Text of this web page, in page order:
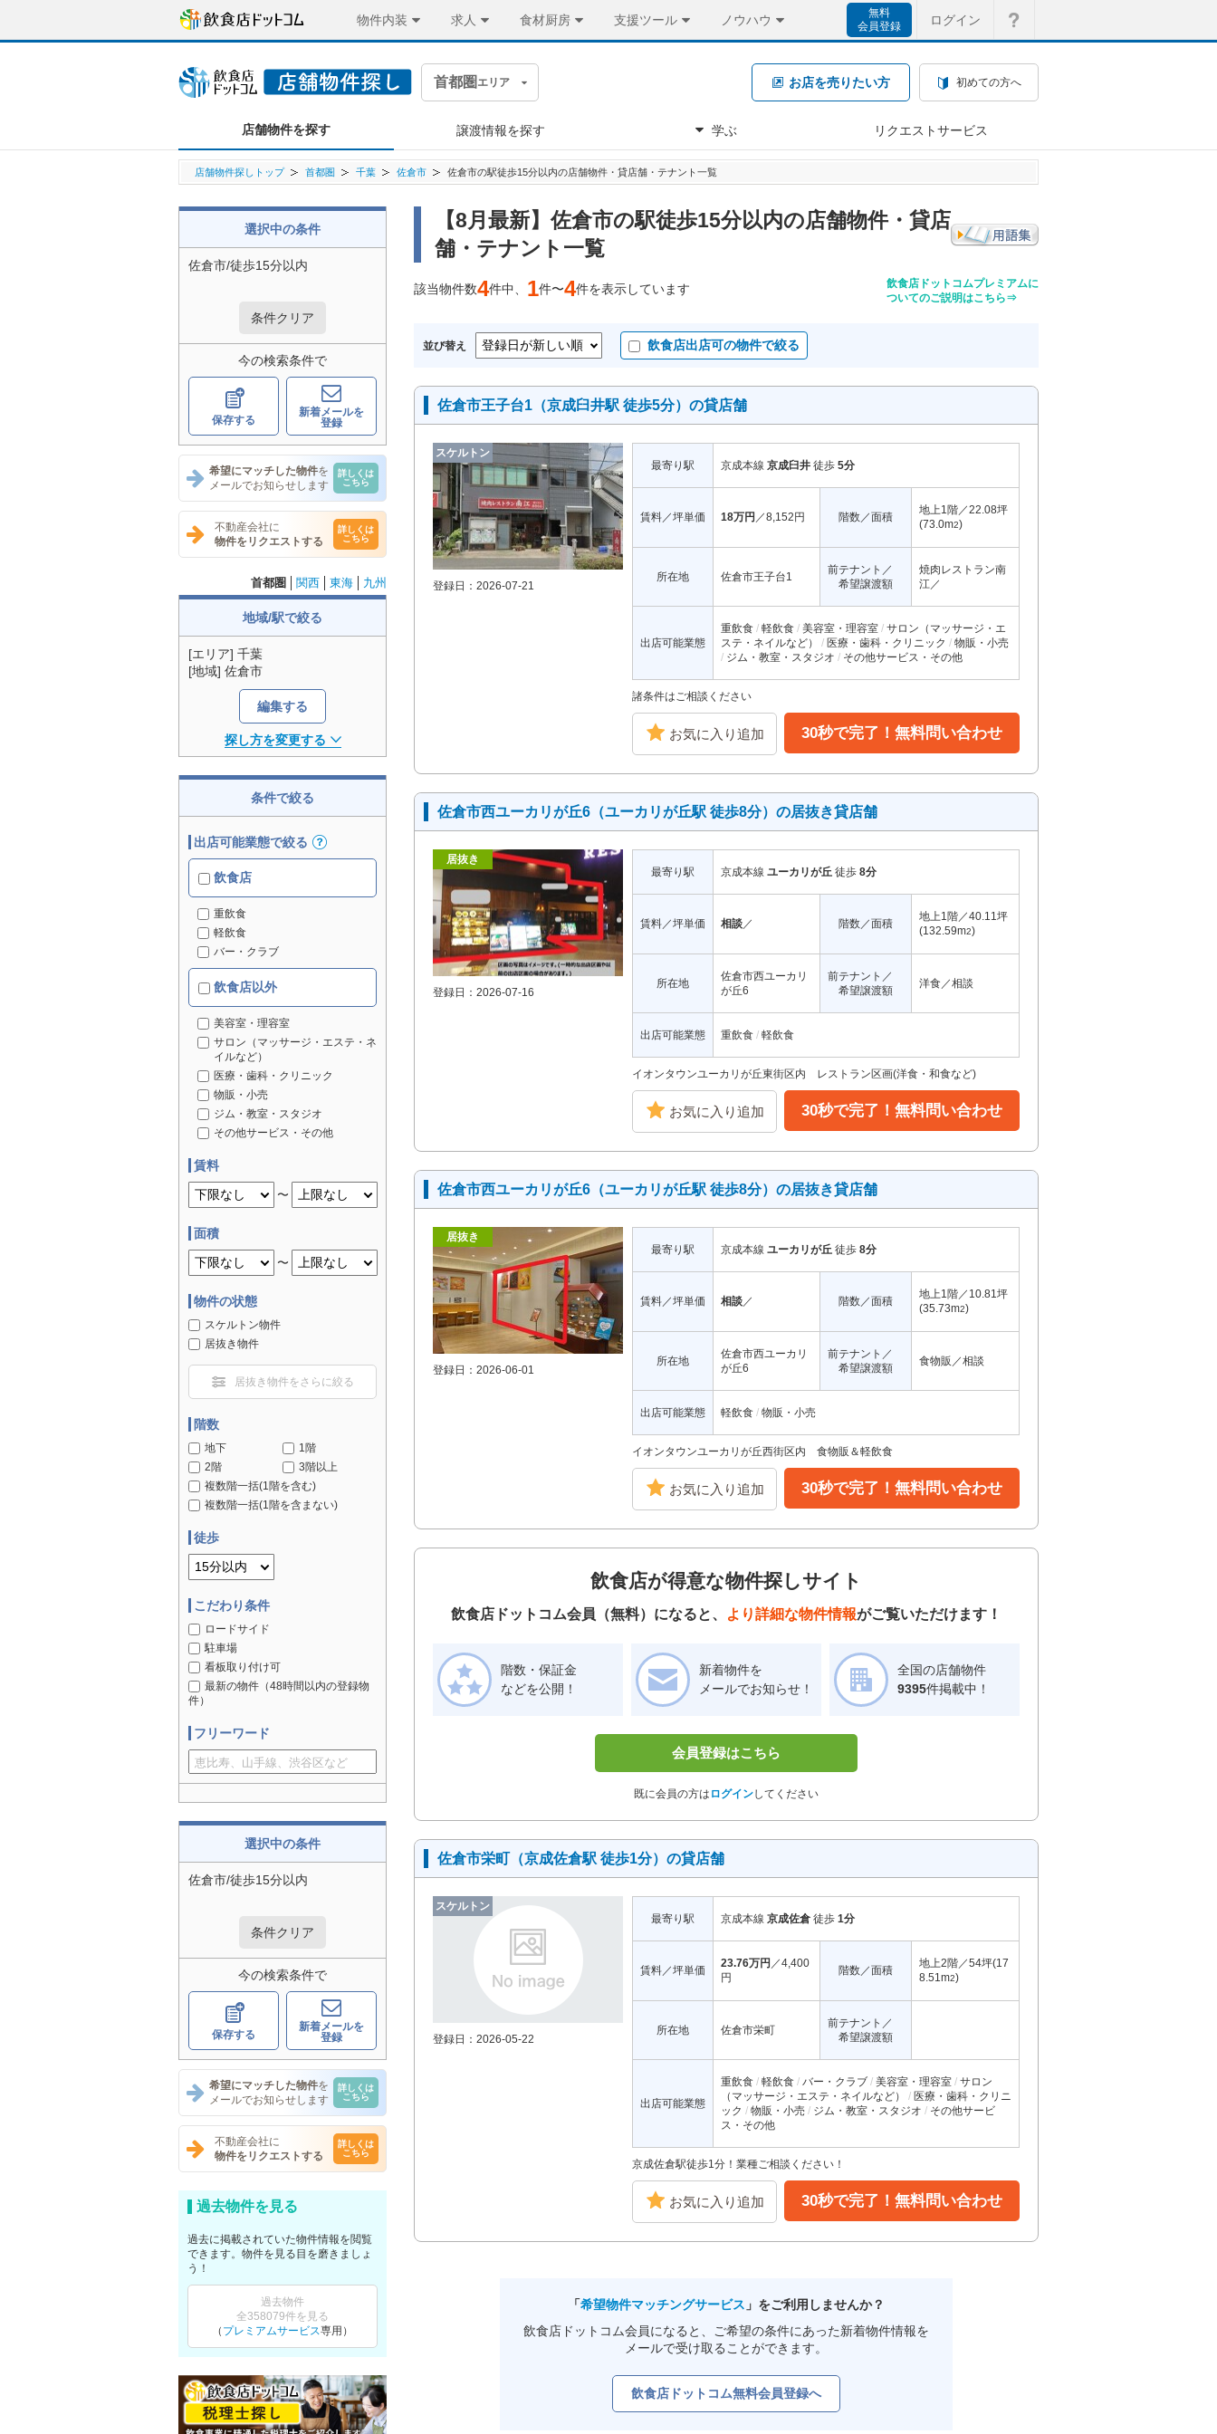
物件内装 求人 食材厨房 支援ツール ノウハウ
無料
会員登録
ログイン
首都圏 エリア お店を売りたい方 初めての方へ
店舗物件を探す 譲渡情報を探す 学ぶ リクエストサービス
店舗物件探しトップ 首都圏 千葉 佐倉市 佐倉市の駅徒歩15分以内の店舗物件・貸店舗・テナント一覧
選択中の条件
佐倉市/徒歩15分以内
条件クリア
今の検索条件で
保存する
新着メールを
登録
希望にマッチした物件を
メールでお知らせします
詳しくは
こちら
不動産会社に
物件をリクエストする
詳しくは
こちら
首都圏 関西 東海 九州
地域/駅で絞る
[エリア] 千葉
[地域] 佐倉市
編集する
探し方を変更する
条件で絞る
出店可能業態で絞る
飲食店
重飲食
軽飲食
バー・クラブ
飲食店以外
美容室・理容室
サロン（マッサージ・エステ・ネ
イルなど）
医療・歯科・クリニック
物販・小売
ジム・教室・スタジオ
その他サービス・その他
賃料
〜
面積
〜
物件の状態
スケルトン物件
居抜き物件
居抜き物件をさらに絞る
階数
地下
1階
2階
3階以上
複数階一括(1階を含む)
複数階一括(1階を含まない)
徒歩
こだわり条件
ロードサイド
駐車場
看板取り付け可
最新の物件（48時間以内の登録物
件）
フリーワード
選択中の条件
佐倉市/徒歩15分以内
条件クリア
今の検索条件で
保存する
新着メールを
登録
希望にマッチした物件を
メールでお知らせします
詳しくは
こちら
不動産会社に
物件をリクエストする
詳しくは
こちら
過去物件を見る
過去に掲載されていた物件情報を閲覧
できます。物件を見る目を磨きましょ
う！
過去物件
全358079件を見る
（ プレミアムサービス専用）
【8月最新】佐倉市の駅徒歩15分以内の店舗物件・貸店
舗・テナント一覧
該当物件数4件中、 1件〜4件を表示しています
飲食店ドットコムプレミアムに
ついてのご説明はこちら⇒
並び替え 飲食店出店可の物件で絞る
佐倉市王子台1（京成臼井駅 徒歩5分）の貸店舗
スケルトン
登録日：2026-07-21
最寄り駅 京成本線 京成臼井 徒歩 5分
賃料／坪単価 18万円 ／8,152円 階数／面積
地上1階／22.08坪
(73.0m2)
所在地 佐倉市王子台1
前テナント／
希望譲渡額
焼肉レストラン南
江／
出店可能業態
重飲食 軽飲食 美容室・理容室
サロン（マッサージ・エ
ステ・ネイルなど）
医療・歯科・クリニック
物販・小売
ジム・教室・スタジオ
その他サービス・その他
諸条件はご相談ください
お気に入り追加 30秒で完了！無料問い合わせ
佐倉市西ユーカリが丘6（ユーカリが丘駅 徒歩8分）の居抜き貸店舗
居抜き
登録日：2026-07-16
最寄り駅 京成本線 ユーカリが丘 徒歩 8分
賃料／坪単価 相談／ 階数／面積
地上1階／40.11坪
(132.59m2)
所在地
佐倉市西ユーカリ
が丘6
前テナント／
希望譲渡額
洋食／相談
出店可能業態 重飲食 軽飲食
イオンタウンユーカリが丘東街区内 レストラン区画(洋食・和食など)
お気に入り追加 30秒で完了！無料問い合わせ
佐倉市西ユーカリが丘6（ユーカリが丘駅 徒歩8分）の居抜き貸店舗
居抜き
登録日：2026-06-01
最寄り駅 京成本線 ユーカリが丘 徒歩 8分
賃料／坪単価 相談／ 階数／面積
地上1階／10.81坪
(35.73m2)
所在地
佐倉市西ユーカリ
が丘6
前テナント／
希望譲渡額
食物販／相談
出店可能業態 軽飲食 物販・小売
イオンタウンユーカリが丘西街区内 食物販＆軽飲食
お気に入り追加 30秒で完了！無料問い合わせ
飲食店が得意な物件探しサイト
飲食店ドットコム会員（無料）になると、 より詳細な物件情報がご覧いただけます！
階数・保証金
などを公開！
新着物件を
メールでお知らせ！
全国の店舗物件
9395件掲載中！
会員登録はこちら
既に会員の方は ログインしてください
佐倉市栄町（京成佐倉駅 徒歩1分）の貸店舗
スケルトン
登録日：2026-05-22
最寄り駅 京成本線 京成佐倉 徒歩 1分
賃料／坪単価
23.76万円 ／4,400
円
階数／面積
地上2階／54坪(17
8.51m2)
所在地 佐倉市栄町
前テナント／
希望譲渡額
出店可能業態
重飲食 軽飲食 バー・クラブ 美容室・理容室
サロン
（マッサージ・エステ・ネイルなど）
医療・歯科・クリニ
ック
物販・小売 ジム・教室・スタジオ
その他サービ
ス・その他
京成佐倉駅徒歩1分！業種ご相談ください！
お気に入り追加 30秒で完了！無料問い合わせ
「希望物件マッチングサービス 」をご利用しませんか？
飲食店ドットコム会員になると、ご希望の条件にあった新着物件情報を
メールで受け取ることができます。
飲食店ドットコム無料会員登録へ